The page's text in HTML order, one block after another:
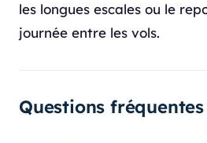
les longues escales ou le
journée entre les vols.
Questions fréquentes